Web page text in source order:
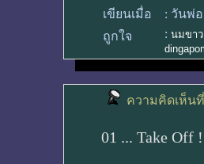
เขียนเมื่อ
: วันพ่อ
ถูกใจ
: นมขาว
ความคิดเห็น
01 ... Take Off